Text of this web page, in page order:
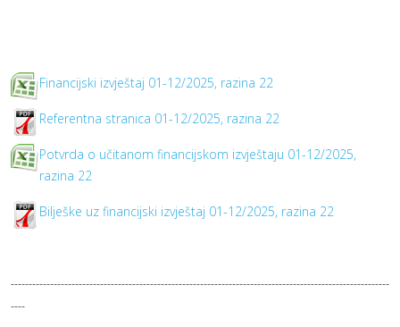
Financijski izvještaj 01-12/2025, razina 22
Referentna stranica 01-12/2025, razina 22
Potvrda o učitanom financijskom izvještaju 01-12/2025,
razina 22
Bilješke uz financijski izvještaj 01-12/2025, razina 22
----------------------------------------------------------------------------------------------------------
----